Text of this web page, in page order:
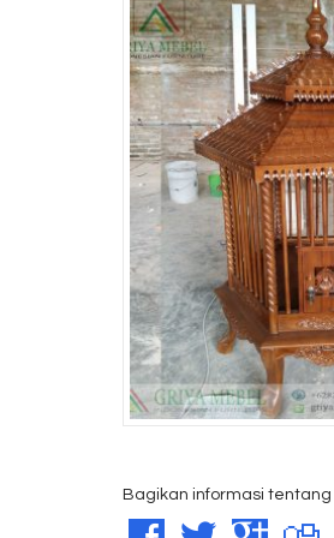
Bagikan informasi tentang